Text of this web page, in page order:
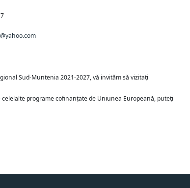
Sud-Muntenia 2021-2027, vă invităm să vizitați
celelalte programe cofinanțate de Uniunea Europeană, puteți